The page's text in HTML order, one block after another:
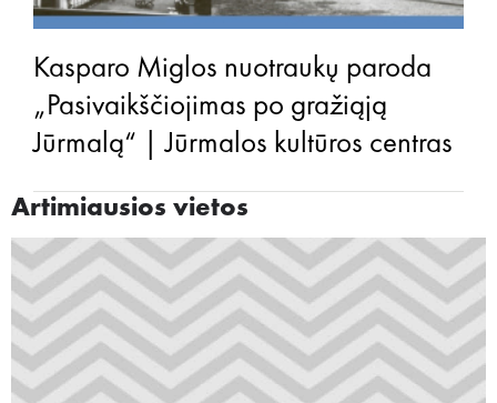
Kasparo Miglos nuotraukų paroda
„Pasivaikščiojimas po gražiąją
Jūrmalą“ | Jūrmalos kultūros centras
Artimiausios vietos